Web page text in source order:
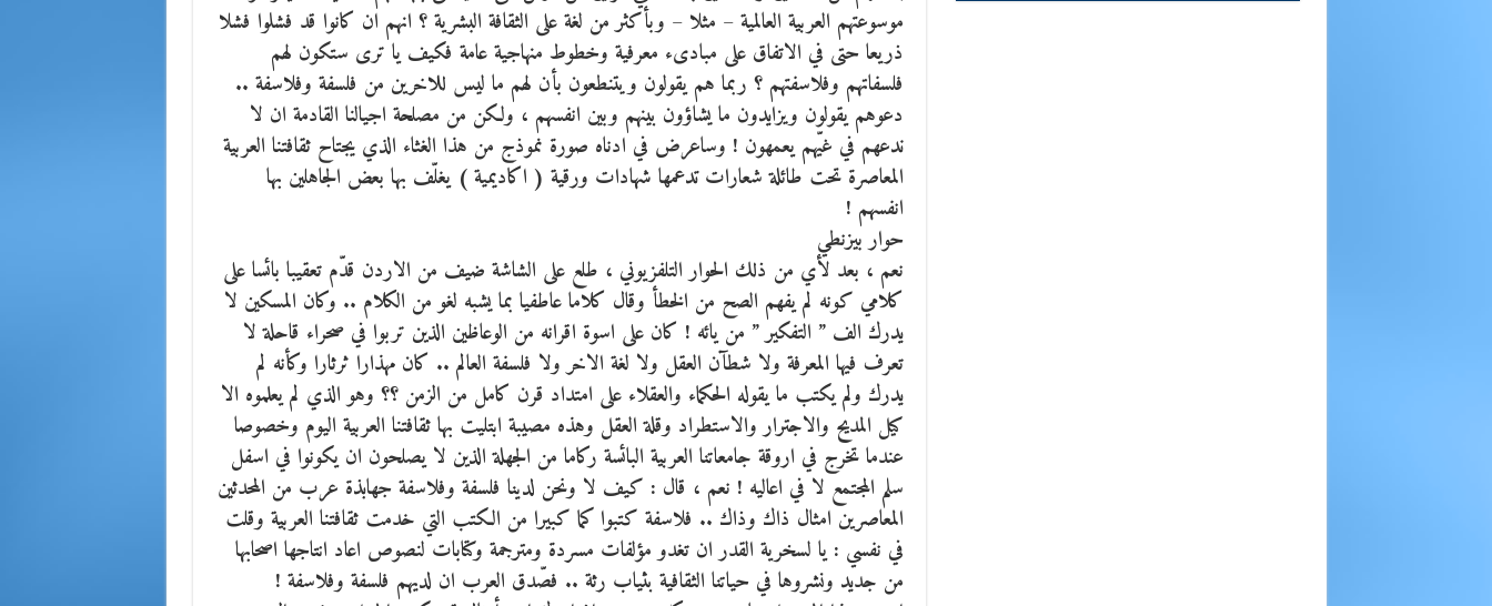
موسوعتهم العربية العالمية – مثلا – وبأكثر من لغة على الثقافة البشرية ؟ انهم ان كانوا قد فشلوا فشلا
ذريعا حتى في الاتفاق على مبادىء معرفية وخطوط منهاجية عامة فكيف يا ترى ستكون لهم
فلسفاتهم وفلاسفتهم ؟ ربما هم يقولون ويتنطعون بأن لهم ما ليس للاخرين من فلسفة وفلاسفة ..
دعوهم يقولون ويزايدون ما يشاؤون بينهم وبين انفسهم ، ولكن من مصلحة اجيالنا القادمة ان لا
ندعهم في غيّهم يعمهون ! وساعرض في ادناه صورة نموذج من هذا الغثاء الذي يجتاح ثقافتنا العربية
المعاصرة تحت طائلة شعارات تدعمها شهادات ورقية ( اكاديمية ) يغلّف بها بعض الجاهلين بها
انفسهم !
حوار بيزنطي
نعم ، بعد لأي من ذلك الحوار التلفزيوني ، طلع على الشاشة ضيف من الاردن قدّم تعقيبا بائسا على
كلامي كونه لم يفهم الصح من الخطأ وقال كلاما عاطفيا بما يشبه لغو من الكلام .. وكان المسكين لا
يدرك الف ” التفكير ” من يائه ! كان على اسوة اقرانه من الوعاظين الذين تربوا في صحراء قاحلة لا
تعرف فيها المعرفة ولا شطآن العقل ولا لغة الاخر ولا فلسفة العالم .. كان مهذارا ثرثارا وكأنه لم
يدرك ولم يكتب ما يقوله الحكماء والعقلاء على امتداد قرن كامل من الزمن ؟؟ وهو الذي لم يعلموه الا
كيل المديح والاجترار والاستطراد وقلة العقل وهذه مصيبة ابتليت بها ثقافتنا العربية اليوم وخصوصا
عندما تخرج في اروقة جامعاتنا العربية البائسة ركاما من الجهلة الذين لا يصلحون ان يكونوا في اسفل
سلم المجتمع لا في اعاليه ! نعم ، قال : كيف لا ونحن لدينا فلسفة وفلاسفة جهابذة عرب من المحدثين
المعاصرين امثال ذاك وذاك .. فلاسفة كتبوا كما كبيرا من الكتب التي خدمت ثقافتنا العربية وقلت
في نفسي : يا لسخرية القدر ان تغدو مؤلفات مسردة ومترجمة وكتابات لنصوص اعاد انتاجها اصحابها
من جديد ونشروها في حياتنا الثقافية بثياب رثة .. فصّدق العرب ان لديهم فلسفة وفلاسفة !